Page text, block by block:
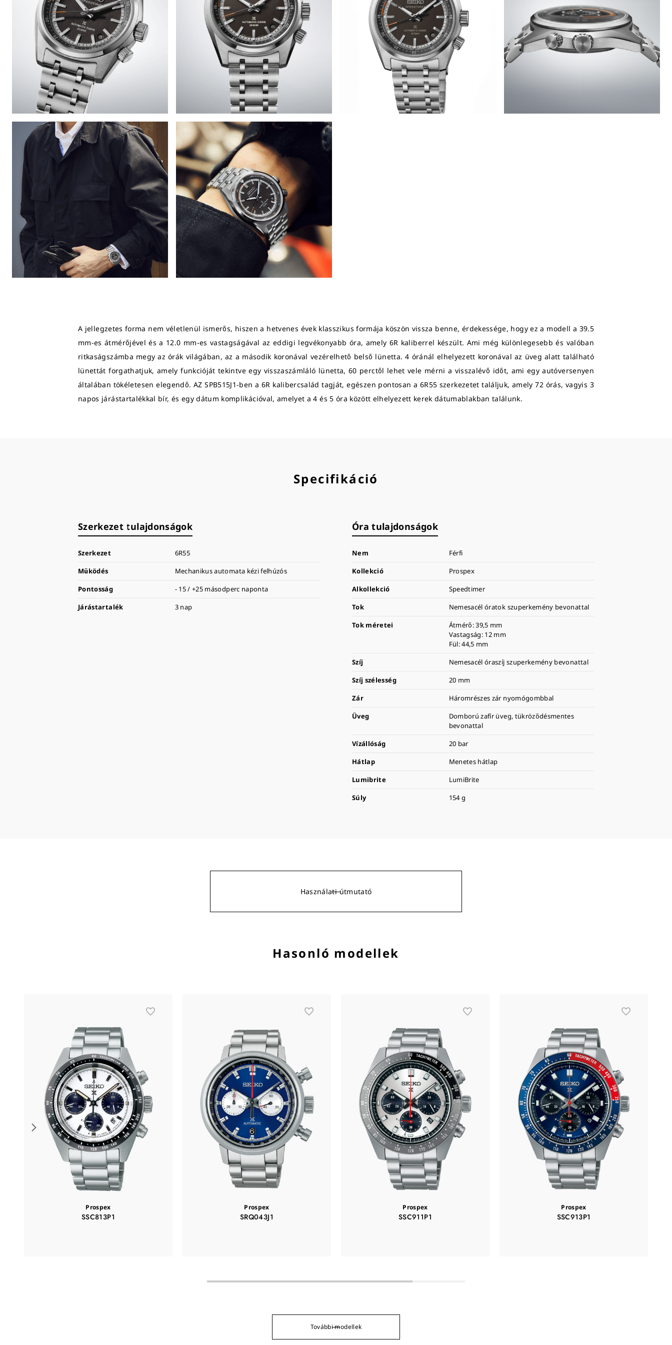
A jellegzetes forma nem véletlenül ismerős, hiszen a hetvenes évek klasszikus formája köszön vissza benne, érdekessége, hogy ez a modell a 39.5
mm-es átmérőjével és a 12.0 mm-es vastagságával az eddigi legvékonyabb óra, amely 6R kaliberrel készült. Ami még különlegesebb és valóban
ritkaságszámba megy az órák világában, az a második koronával vezérelhető belső lünetta. 4 óránál elhelyezett koronával az üveg alatt található
lünettát forgathatjuk, amely funkcióját tekintve egy visszaszámláló lünetta, 60 perctől lehet vele mérni a visszalévő időt, ami egy autóversenyen
általában tökéletesen elegendő. AZ SPB515J1-ben a 6R kalibercsalád tagját, egészen pontosan a 6R55 szerkezetet találjuk, amely 72 órás, vagyis 3
napos járástartalékkal bír, és egy dátum komplikációval, amelyet a 4 és 5 óra között elhelyezett kerek dátumablakban találunk.
Specifikáció
Szerkezet tulajdonságok
Szerkezet
6R55
Működés
Mechanikus automata kézi felhúzós
Pontosság
- 15 / +25 másodperc naponta
Járástartalék
3 nap
Óra tulajdonságok
Nem
Férfi
Kollekció
Prospex
Alkollekció
Speedtimer
Tok
Nemesacél óratok szuperkemény bevonattal
Tok méretei
Átmérő: 39,5 mm
Vastagság: 12 mm
Fül: 44,5 mm
Szíj
Nemesacél óraszíj szuperkemény bevonattal
Szíj szélesség
20 mm
Zár
Háromrészes zár nyomógombbal
Üveg
Domború zafír üveg, tükröződésmentes
bevonattal
Vízállóság
20 bar
Hátlap
Menetes hátlap
Lumibrite
LumiBrite
Súly
154 g
Használati útmutató
Hasonló modellek
Prospex
SSC813P1
Prospex
SRQ043J1
Prospex
SSC911P1
Prospex
SSC913P1
További modellek